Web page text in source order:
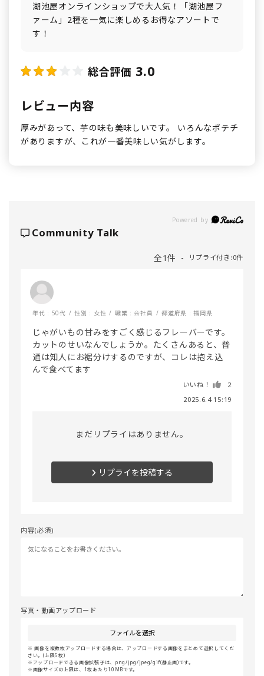
湖池屋オンラインショップで大人気！「湖池屋フ
ァーム」2種を一気に楽しめるお得なアソートで
す！
総合評価 3.0
レビュー内容
厚みがあって、芋の味も美味しいです。 いろんなポテチ
がありますが、これが一番美味しい気がします。
Powered by
Community Talk
全1件 リプライ付き:0件
年代 : 50代 性別 : 女性 職業 : 会社員 都道府県 : 福岡県
じゃがいもの甘みをすごく感じるフレーバーです。
カットのせいなんでしょうか。たくさんあると、普
通は知人にお裾分けするのですが、コレは抱え込
んで食べてます
いいね！
2
2025.6.4 15:19
まだリプライはありません。
リプライを投稿する
内容(必須)
写真・動画アップロード
ファイルを選択
画像を複数枚アップロードする場合は、アップロードする画像をまとめて選択してくだ
さい。(上限5枚)
アップロードできる画像拡張子は、png/jpg/jpeg/gif(静止画)です。
画像サイズの上限は、1枚あたり10MBです。